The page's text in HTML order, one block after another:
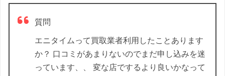
質問
エニタイムって買取業者利用したことあります
か？ 口コミがあまりないのでまだ申し込みを迷
っています、、 変な店でするより良いかなって